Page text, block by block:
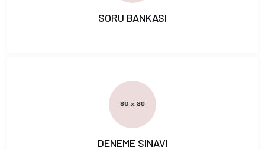
SORU BANKASI
DENEME SINAVI